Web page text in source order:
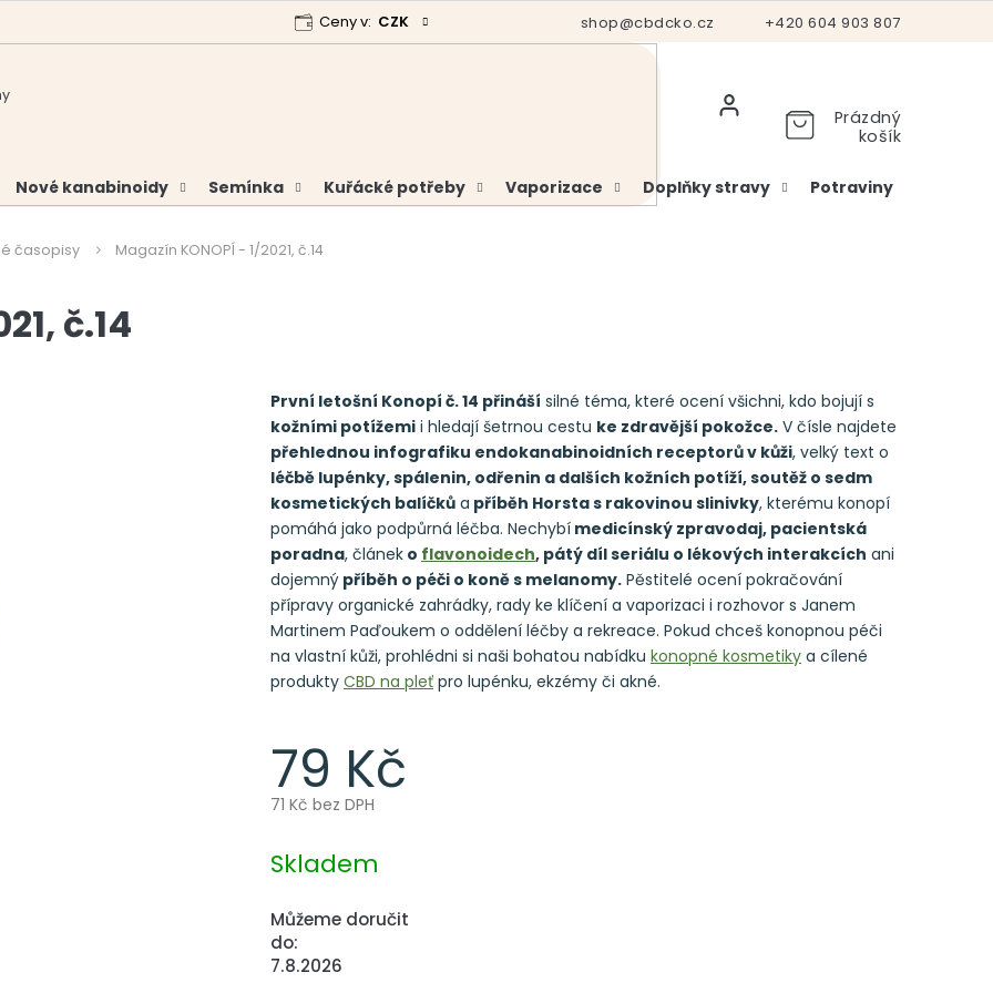
+420 604 903 807
shop@cbdcko.cz
Analýzy a certifikáty Hodnocení obchodu Vrácení a reklamace
Ceny v: CZK
Prázdný
košík
Nové kanabinoidy Semínka Kuřácké potřeby Vaporizace Doplňky stravy Potraviny
časopisy Magazín KONOPÍ - 1/2021, č.14
č.14
79 Kč
71 Kč bez DPH
cena:
Skladem
Můžeme doručit
do:
7.8.2026
První letošní Konopí č. 14 přináší silné téma, které ocení všichni, kdo bojují s
kožními potížemi i hledají šetrnou cestu ke zdravější pokožce. V čísle najdete
přehlednou infografiku endokanabinoidních receptorů v kůži, velký text o
léčbě lupénky, spálenin, odřenin a dalších kožních potíží, soutěž o sedm
kosmetických balíčků a příběh Horsta s rakovinou slinivky, kterému konopí
pomáhá jako podpůrná léčba. Nechybí medicínský zpravodaj, pacientská
poradna, článek o flavonoidech, pátý díl seriálu o lékových interakcích ani
dojemný příběh o péči o koně s melanomy. Pěstitelé ocení pokračování
přípravy organické zahrádky, rady ke klíčení a vaporizaci i rozhovor s Janem
Martinem Paďoukem o oddělení léčby a rekreace. Pokud chceš konopnou péči
na vlastní kůži, prohlédni si naši bohatou nabídku konopné kosmetiky a cílené
produkty CBD na pleť pro lupénku, ekzémy či akné.